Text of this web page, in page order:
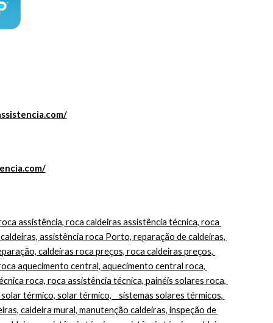
assistência roca Porto, reparação de caldeiras,
caldeiras roca preços, roca caldeiras preços,
aquecimento central, aquecimento central roca,
roca, roca assistência técnica, painéis solares roca,
térmico, solar térmico,    sistemas solares térmicos,
caldeira mural, manutenção caldeiras, inspeção de